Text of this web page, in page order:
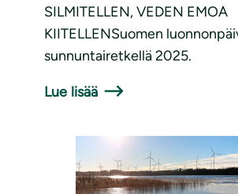
SILMITELLEN, VEDEN EMOA
KIITELLENSuomen
sunnuntairetkellä 2025.
Lue lisää